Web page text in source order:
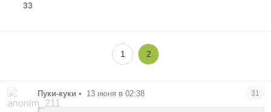
33
1 2
Пуки-куки • 13 июня в 02:38 31